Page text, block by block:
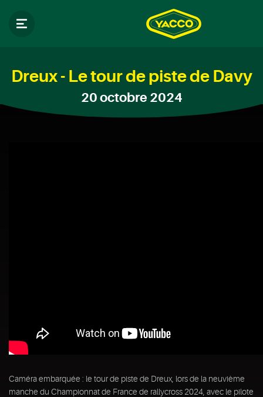
Dreux - Le tour de piste de Davy
20 octobre 2024
Caméra embarquée : le tour de piste de Dreux, lors de la neuvième
manche du Championnat de France de rallycross 2024, avec le pilote